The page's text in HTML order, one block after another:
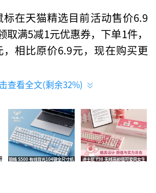
标在天猫精选目前活动售价6.9
取满5减1元优惠券，下单1件，
相比原价6.9元，现在购买更
查看全文(剩余32%)
狼蛛 S500 有线背光104键全尺寸机
迪士尼 Y98 无线高颜值可爱风女生